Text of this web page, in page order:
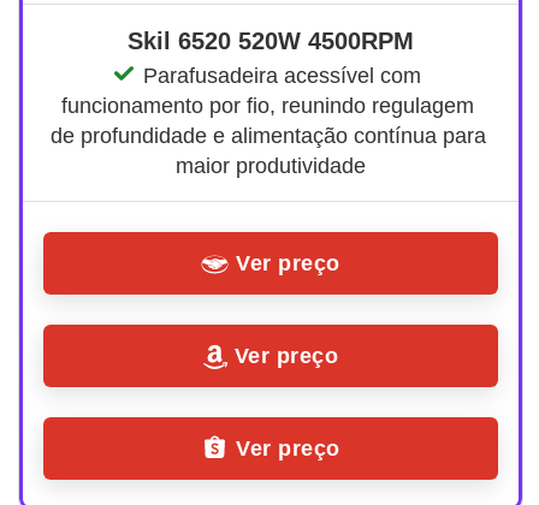
Skil 6520 520W 4500RPM
Parafusadeira acessível com
funcionamento por fio, reunindo regulagem
de profundidade e alimentação contínua para
maior produtividade
Ver preço
Ver preço
Ver preço